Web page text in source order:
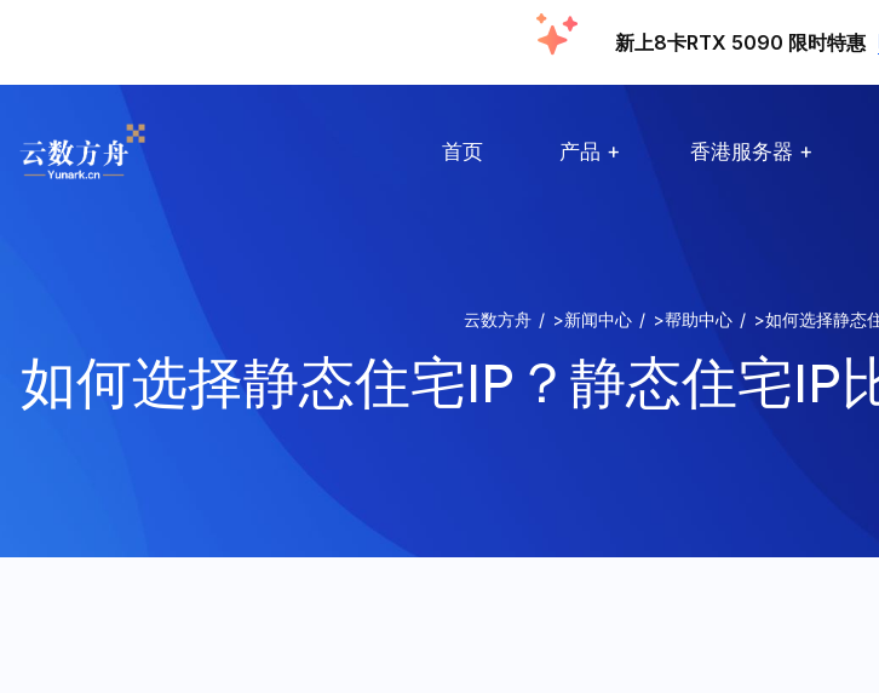
新上8卡RTX 5090 限时特惠
首页 产品 香港服务器
云数方舟 >新闻中心 >帮助中心 >如何选择静态
如何选择静态住宅IP？静态住宅IP